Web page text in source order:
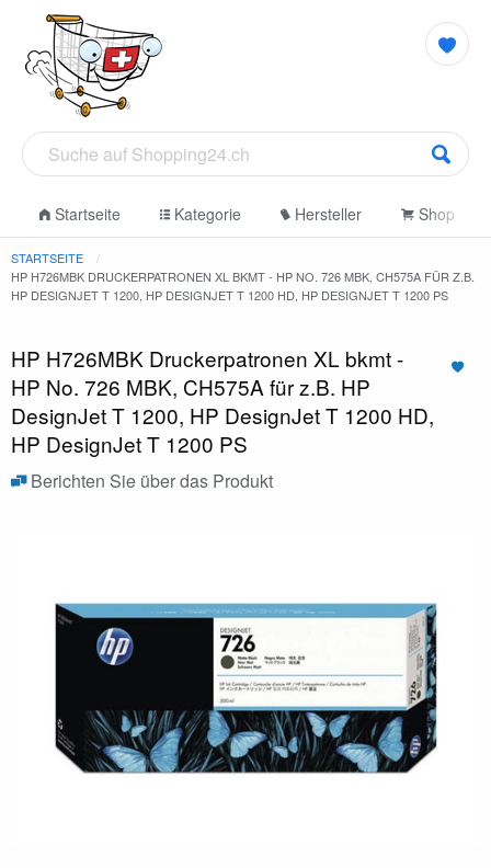
Startseite Kategorie Hersteller Shop
STARTSEITE
HP H726MBK DRUCKERPATRONEN XL BKMT - HP NO. 726 MBK, CH575A FÜR Z.B.
HP DESIGNJET T 1200, HP DESIGNJET T 1200 HD, HP DESIGNJET T 1200 PS
HP H726MBK Druckerpatronen XL bkmt -
HP No. 726 MBK, CH575A für z.B. HP
DesignJet T 1200, HP DesignJet T 1200 HD,
HP DesignJet T 1200 PS
Berichten Sie über das Produkt